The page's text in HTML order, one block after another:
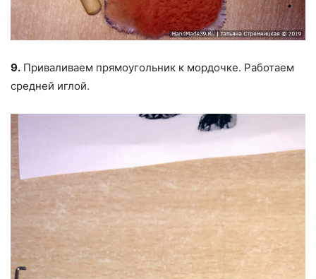
9. Приваливаем прямоугольник к мордочке. Работаем
средней иглой.